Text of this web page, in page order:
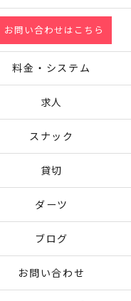
お問い合わせはこちら
料金・システム
求人
スナック
貸切
ダーツ
ブログ
お問い合わせ